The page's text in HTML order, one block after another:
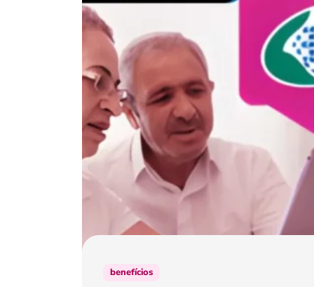
benefícios